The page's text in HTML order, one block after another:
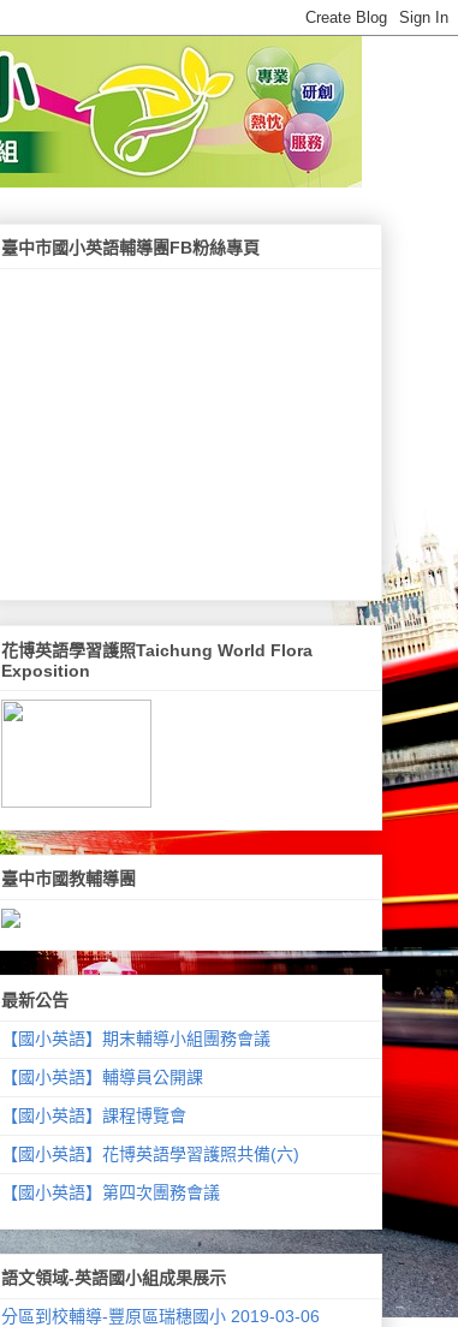
臺中市國小英語輔導團FB粉絲專頁
花博英語學習護照Taichung World Flora
Exposition
臺中市國教輔導團
最新公告
【國小英語】期末輔導小組團務會議
【國小英語】輔導員公開課
【國小英語】課程博覽會
【國小英語】花博英語學習護照共備(六)
【國小英語】第四次團務會議
語文領域-英語國小組成果展示
分區到校輔導-豐原區瑞穗國小 2019-03-06